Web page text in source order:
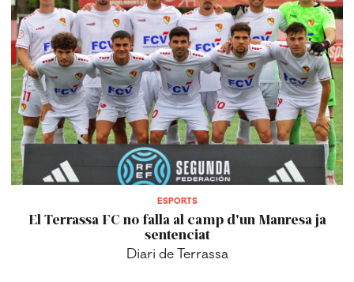
ESPORTS
El Terrassa FC no falla al camp d'un Manresa ja
sentenciat
Diari de Terrassa